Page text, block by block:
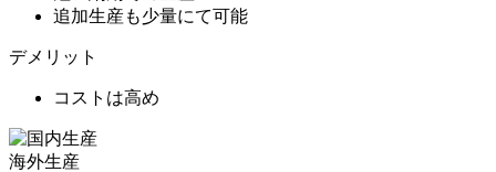
追加生産も少量にて可能
デメリット
コストは高め
海外生産